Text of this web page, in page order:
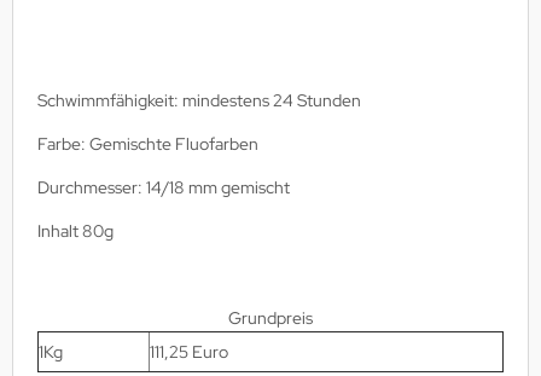
Schwimmfähigkeit: mindestens 24 Stunden
Farbe: Gemischte Fluofarben
Durchmesser: 14/18 mm gemischt
Inhalt 80g
Grundpreis
1Kg
111,25 Euro